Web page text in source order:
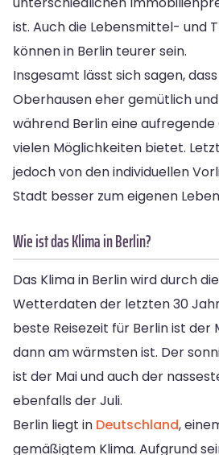
ist. Auch die Lebensmittel- und
können in Berlin teurer sein.
Insgesamt lässt sich sagen,
Oberhausen eher gemütlich
während Berlin eine
vielen Möglichkeiten bietet.
jedoch von den individuellen
Stadt besser zum eigenen
Wie ist das Klima in Berlin?
Das Klima in Berlin wird durch
Wetterdaten der letzten 30
beste Reisezeit für Berlin ist der
dann am wärmsten ist. Der
ist der Mai und auch der
ebenfalls der Juli.
Berlin liegt in Deutschland,
gemäßigtem Klima. Aufgrund